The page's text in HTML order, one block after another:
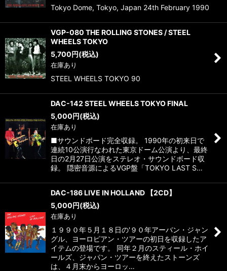
Tokyo Dome, Tokyo, Japan 24th February 1990
VGP-080 THE ROLLING STONES / STEEL
WHEELS TOKYO
5,700円(税込)
在庫あり
STEEL WHEELS TOKYO 90
DAC-142 STEEL WHEELS TOKYO FINAL
5,000円(税込)
在庫あり
■サウンドボード完全収録。 1990年の初来日で
連続10公演行なわれた東京ドーム公演より、最終
日の2月27日公演をステレオ・サウンドボード収
録。 隠密音源によるVGP盤「TOKYO LAST S…
DAC-186 LIVE IN HOLLAND 【2CD】
5,000円(税込)
在庫あり
１９９０年５月１８日の'９０年アーバン・ジャン
グル、ヨーロピアン・ツアーの初日を収録したア
イテムの登場です。 同年２月のスティール・ホイ
ールズ、ジャパン・ツアーを終えたストーンズ
は、４月末からヨーロッ…